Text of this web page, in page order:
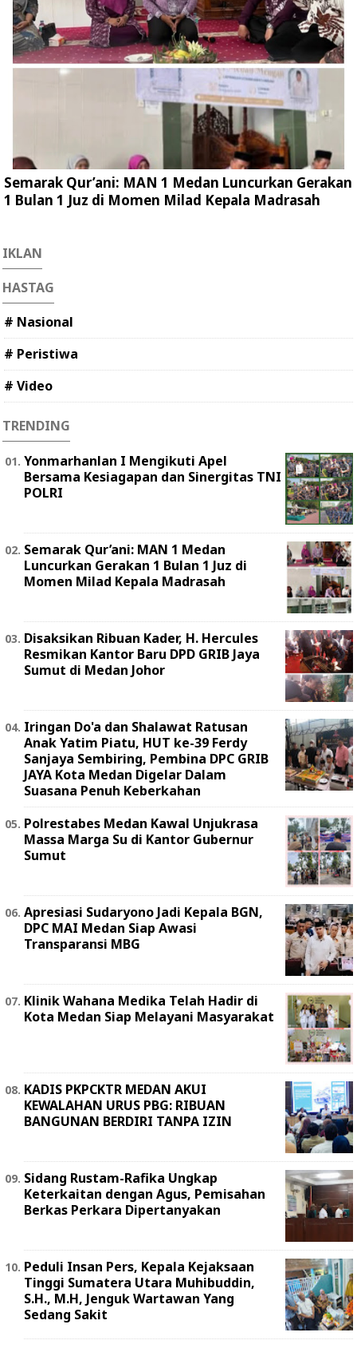
Semarak Qur’ani: MAN 1 Medan Luncurkan Gerakan
1 Bulan 1 Juz di Momen Milad Kepala Madrasah
IKLAN
HASTAG
# Nasional
# Peristiwa
# Video
TRENDING
Yonmarhanlan I Mengikuti Apel
Bersama Kesiagapan dan Sinergitas TNI
POLRI
Semarak Qur’ani: MAN 1 Medan
Luncurkan Gerakan 1 Bulan 1 Juz di
Momen Milad Kepala Madrasah
Disaksikan Ribuan Kader, H. Hercules
Resmikan Kantor Baru DPD GRIB Jaya
Sumut di Medan Johor
Iringan Do'a dan Shalawat Ratusan
Anak Yatim Piatu, HUT ke-39 Ferdy
Sanjaya Sembiring, Pembina DPC GRIB
JAYA Kota Medan Digelar Dalam
Suasana Penuh Keberkahan
Polrestabes Medan Kawal Unjukrasa
Massa Marga Su di Kantor Gubernur
Sumut
Apresiasi Sudaryono Jadi Kepala BGN,
DPC MAI Medan Siap Awasi
Transparansi MBG
Klinik Wahana Medika Telah Hadir di
Kota Medan Siap Melayani Masyarakat
KADIS PKPCKTR MEDAN AKUI
KEWALAHAN URUS PBG: RIBUAN
BANGUNAN BERDIRI TANPA IZIN
Sidang Rustam-Rafika Ungkap
Keterkaitan dengan Agus, Pemisahan
Berkas Perkara Dipertanyakan
Peduli Insan Pers, Kepala Kejaksaan
Tinggi Sumatera Utara Muhibuddin,
S.H., M.H, Jenguk Wartawan Yang
Sedang Sakit